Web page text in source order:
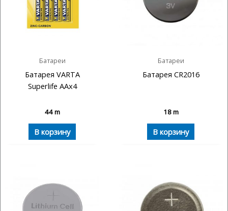
Батареи
Батарея VARTA
Superlife AAx4
44m
В корзину
Батареи
Батарея CR2016
18m
В корзину